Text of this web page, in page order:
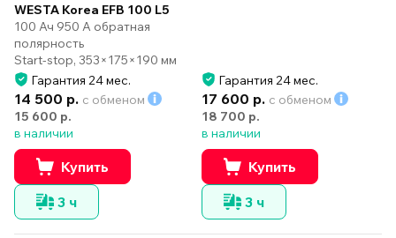
WESTA Korea EFB 100 L5
100 Ач 950 А обратная
полярность
Start-stop, 353×175×190 мм
Гарантия 24 мес.
14 500 р. с обменом
15 600 р.
в наличии
Купить
3 ч
Гарантия 24 мес.
17 600 р. с обменом
18 700 р.
в наличии
Купить
3 ч